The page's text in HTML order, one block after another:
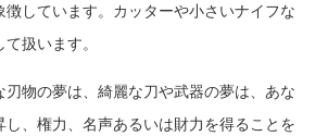
しています。カッターや小さいナイフな
扱います。
刃物の夢は、綺麗な刀や武器の夢は、あな
し、権力、名声あるいは財力を得ることを